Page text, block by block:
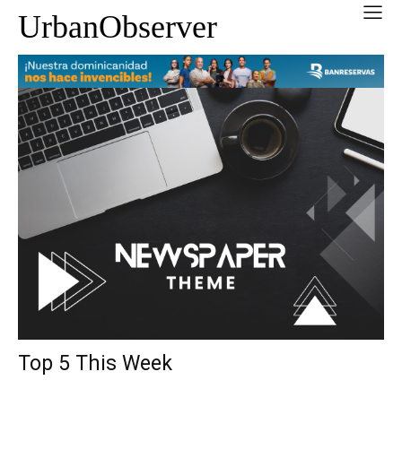
UrbanObserver
Top 5 This Week